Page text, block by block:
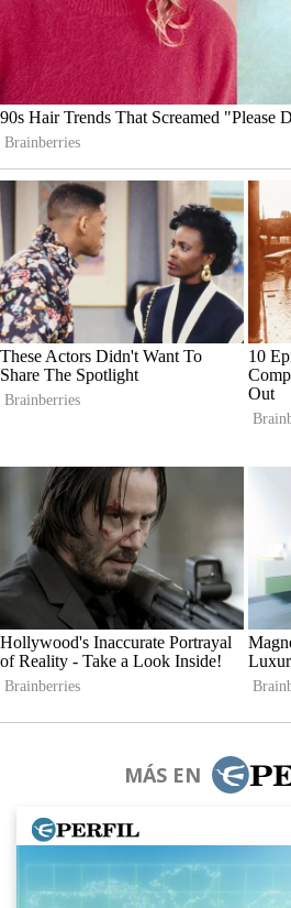
MÁS EN